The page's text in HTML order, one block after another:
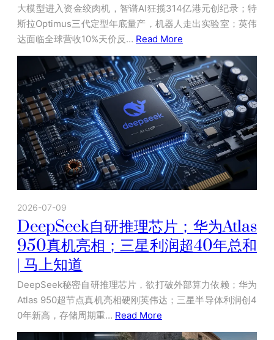
大模型进入资金绞肉机，智谱AI狂揽314亿港元创纪录；特
斯拉Optimus三代定型年底量产，机器人走出实验室；英伟
达面临全球营收10%天价反… Read More
2026-07-09
DeepSeek自研推理芯片；华为Atlas
950真机亮相；三星利润超40年总和
| 马上知道
DeepSeek秘密自研推理芯片，欲打破外部算力依赖；华为
Atlas 950超节点真机亮相硬刚英伟达；三星半导体利润创4
0年新高，存储周期重… Read More